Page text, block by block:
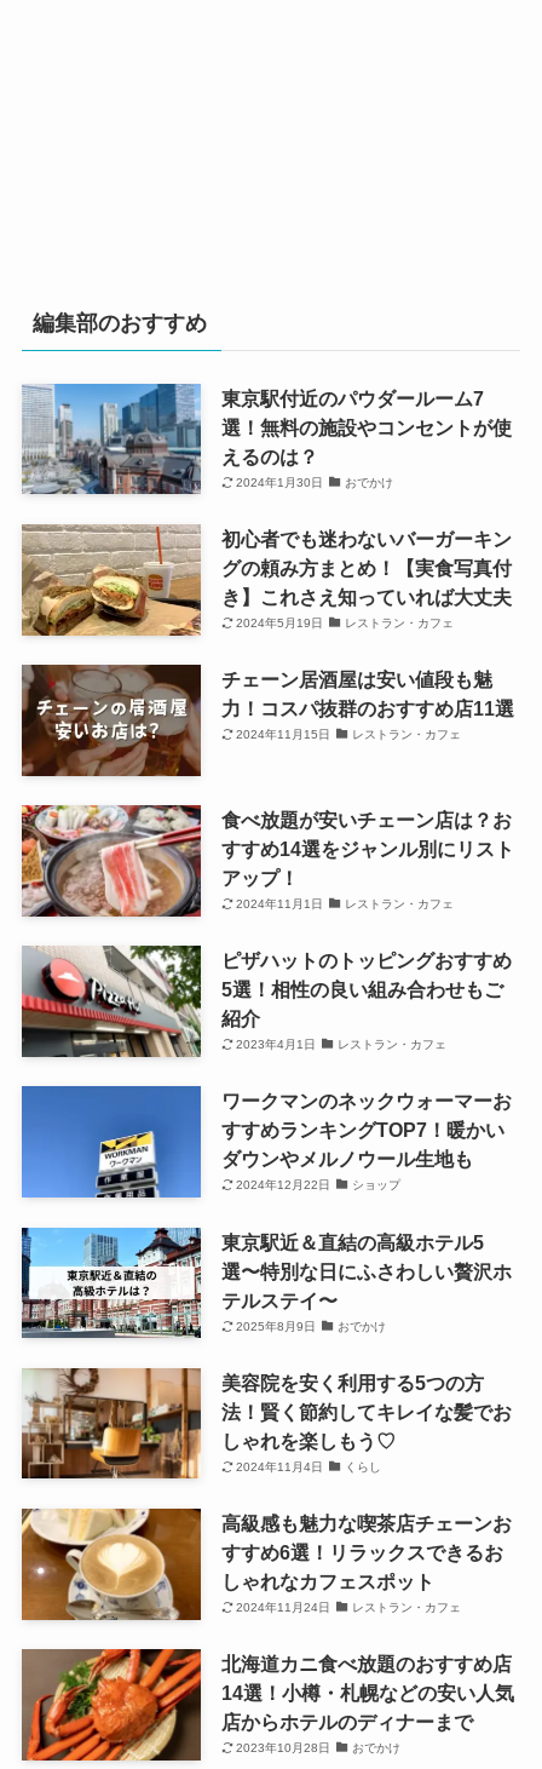
編集部のおすすめ
東京駅付近のパウダールーム7
選！無料の施設やコンセントが使
えるのは？
2024年1月30日 おでかけ
初心者でも迷わないバーガーキン
グの頼み方まとめ！【実食写真付
き】これさえ知っていれば大丈夫
2024年5月19日 レストラン・カフェ
チェーン居酒屋は安い値段も魅
力！コスパ抜群のおすすめ店11選
2024年11月15日 レストラン・カフェ
食べ放題が安いチェーン店は？お
すすめ14選をジャンル別にリスト
アップ！
2024年11月1日 レストラン・カフェ
ピザハットのトッピングおすすめ
5選！相性の良い組み合わせもご
紹介
2023年4月1日 レストラン・カフェ
ワークマンのネックウォーマーお
すすめランキングTOP7！暖かい
ダウンやメルノウール生地も
2024年12月22日 ショップ
東京駅近＆直結の高級ホテル5
選〜特別な日にふさわしい贅沢ホ
テルステイ〜
2025年8月9日 おでかけ
美容院を安く利用する5つの方
法！賢く節約してキレイな髪でお
しゃれを楽しもう♡
2024年11月4日 くらし
高級感も魅力な喫茶店チェーンお
すすめ6選！リラックスできるお
しゃれなカフェスポット
2024年11月24日 レストラン・カフェ
北海道カニ食べ放題のおすすめ店
14選！小樽・札幌などの安い人気
店からホテルのディナーまで
2023年10月28日 おでかけ